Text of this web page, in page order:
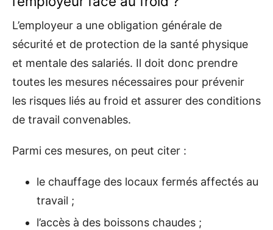
L’employeur a une obligation générale de
sécurité et de protection de la santé physique
et mentale des salariés. Il doit donc prendre
toutes les mesures nécessaires pour prévenir
les risques liés au froid et assurer des conditions
de travail convenables.
Parmi ces mesures, on peut citer :
le chauffage des locaux fermés affectés au
travail ;
l’accès à des boissons chaudes ;